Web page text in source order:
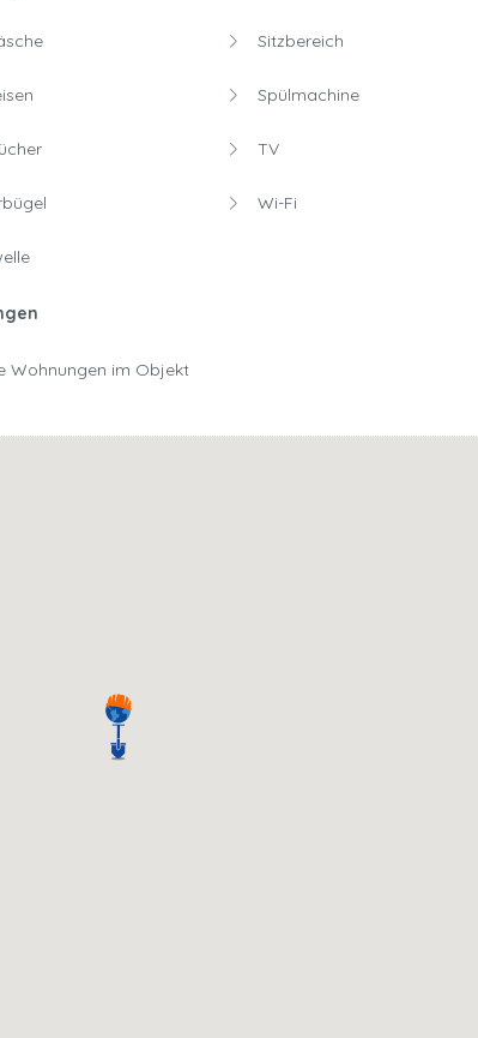
Sitzbereich
Spülmachine
TV
Wi-Fi
Wohnungen im Objekt